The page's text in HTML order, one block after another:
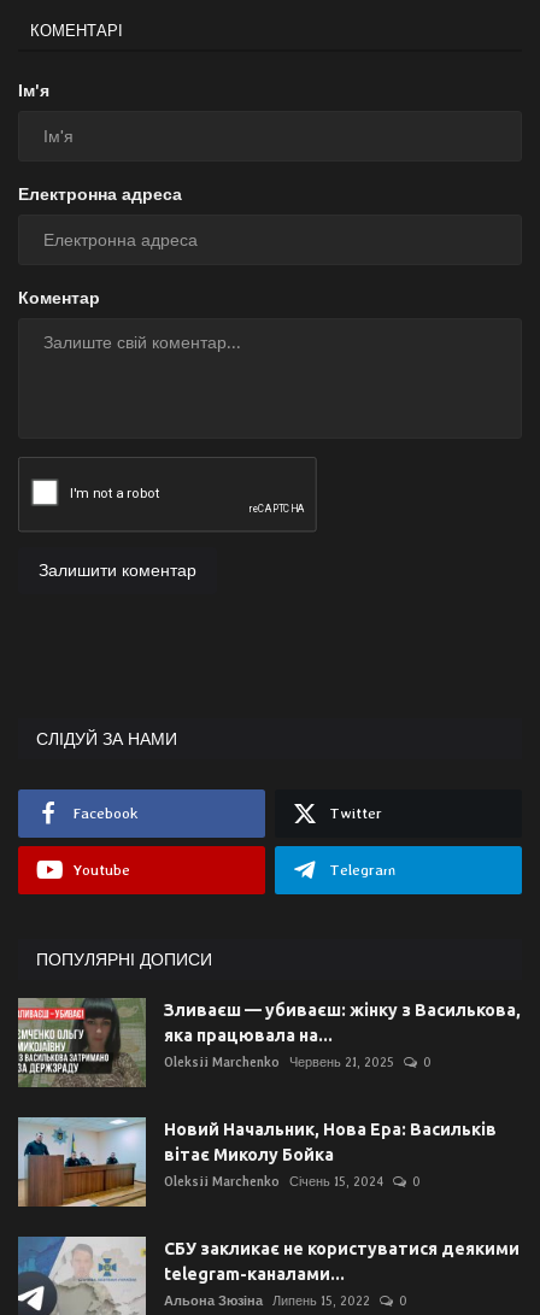
КОМЕНТАРІ
Ім'я
Електронна адреса
Коментар
Залишити коментар
СЛІДУЙ ЗА НАМИ
Facebook Twitter
Youtube Telegram
ПОПУЛЯРНІ ДОПИСИ
Зливаєш — убиваєш: жінку з Василькова,
яка працювала на...
Oleksii Marchenko Червень 21, 2025 0
Новий Начальник, Нова Ера: Васильків
вітає Миколу Бойка
Oleksii Marchenko Січень 15, 2024 0
СБУ закликає не користуватися деякими
telegram-каналами...
Альона Зюзіна Липень 15, 2022 0